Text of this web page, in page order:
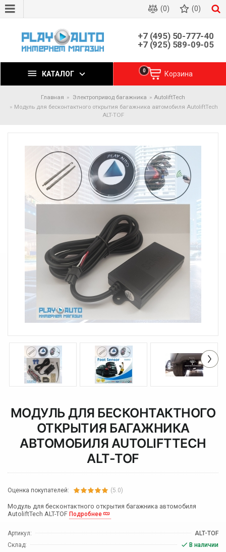
(0) (0)
+7 (495) 50-777-40
+7 (925) 589-09-05
КАТАЛОГ Корзина
0
Главная Электропривод багажника
AutoliftTech
Модуль для бесконтактного открытия багажника автомобиля AutoliftTech
ALT-TOF
МОДУЛЬ ДЛЯ БЕСКОНТАКТНОГО
ОТКРЫТИЯ БАГАЖНИКА
АВТОМОБИЛЯ AUTOLIFTTECH
ALT-TOF
Оценка покупателей: (5.0)
Модуль для бесконтактного открытия багажника автомобиля
AutoliftTech ALT-TOF Подробнее
Артикул:
ALT-TOF
Склад:
В наличии